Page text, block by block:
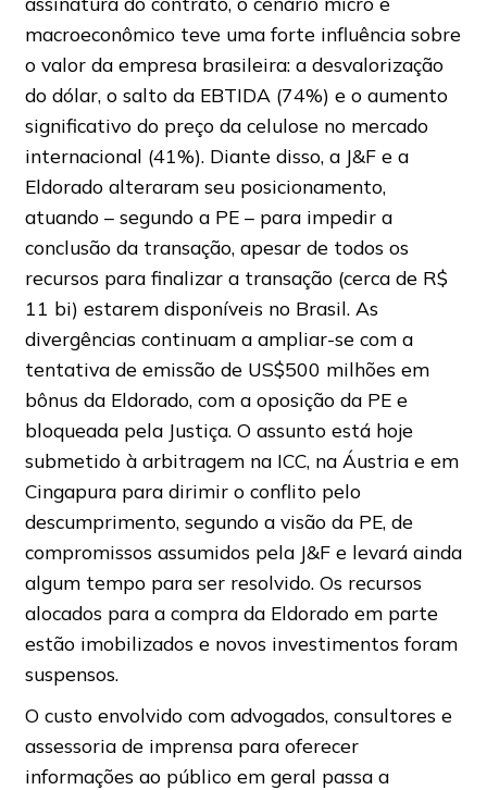
macroeconômico teve uma forte influência sobre
o valor da empresa brasileira: a desvalorização
do dólar, o salto da EBTIDA (74%) e o aumento
significativo do preço da celulose no mercado
internacional (41%). Diante disso, a J&F e a
Eldorado alteraram seu posicionamento,
atuando – segundo a PE – para impedir a
conclusão da transação, apesar de todos os
recursos para finalizar a transação (cerca de R$
11 bi) estarem disponíveis no Brasil. As
divergências continuam a ampliar-se com a
tentativa de emissão de US$500 milhões em
bônus da Eldorado, com a oposição da PE e
bloqueada pela Justiça. O assunto está hoje
submetido à arbitragem na ICC, na Áustria e em
Cingapura para dirimir o conflito pelo
descumprimento, segundo a visão da PE, de
compromissos assumidos pela J&F e levará ainda
algum tempo para ser resolvido. Os recursos
alocados para a compra da Eldorado em parte
estão imobilizados e novos investimentos foram
suspensos.
O custo envolvido com advogados, consultores e
assessoria de imprensa para oferecer
informações ao público em geral passa a